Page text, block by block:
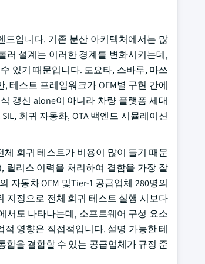
드입니다. 기존 분산 아키텍처에서는 많
러 설계는 이러한 경계를 변화시키는데,
있기 때문입니다. 도요타, 스바루, 마쓰
테스트 프레임워크가 OEM별 구현 간에
갱신 alone이 아니라 차량 플랫폼 세대
회귀 자동화, OTA 백엔드 시뮬레이션
회귀 테스트가 비용이 많이 들기 때문
릴리스 이력을 처리하여 결함을 가장 잘
자동차 OEM 및Tier-1 공급업체 280명의
지정으로 전체 회귀 테스트 실행 시보다
서도 나타나는데, 소프트웨어 구성 요소
적 영향은 직접적입니다. 설명 가능한 테
통합을 결합할 수 있는 공급업체가 규정 준